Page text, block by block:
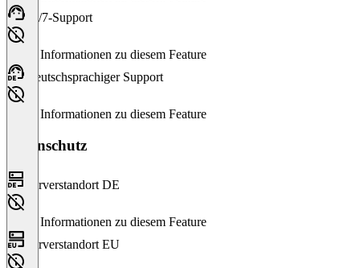
24/7-Support
Keine Informationen zu diesem Feature
Deutschsprachiger Support
Keine Informationen zu diesem Feature
Datenschutz
Serverstandort DE
Keine Informationen zu diesem Feature
Serverstandort EU